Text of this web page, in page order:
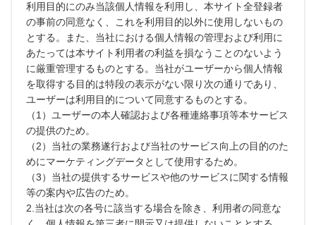
利用目的にのみ当該個人情報を利用し、本サイト全登録者
の事前の同意なく、これを利用目的以外に使用しないもの
とする。また、当社における個人情報の管理および利用に
あたっては本サイト利用者の利益を損なうことのないよう
に厳重管理するものとする。当社がユーザーから個人情報
を取得する目的は特段の表示がない限り次の通りであり、
ユーザーは利用目的について同意するものとする。
（1）ユーザーの本人確認および各種連絡事項等本サービス
の提供のため。
（2）当社の業務遂行および当社のサービス向上の目的のた
めにマーケティングデータとして使用するため。
（3）当社の提供するサービスや他のサービスに関する情報
等の案内や広告のため。
2.当社は次の各号に該当する場合を除き、利用者の同意な